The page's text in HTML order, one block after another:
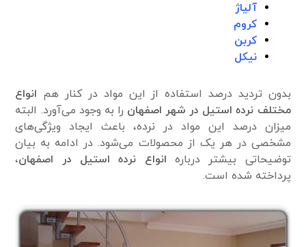
آلیاژ
کروم
کربن
نیکل
بدون تردید درصد استفاده از این مواد در کنار هم انواع
مختلف نرده استیل در شهر اصفهان را به وجود می‌آورد. البته
میزان درصد این مواد در نرده، باعث ایجاد ویژگی‌های
مشخصی در هر یک از محصولات می‌شود. در ادامه به بیان
توضیحاتی بیشتر درباره انواع نرده استیل در اصفهان،
پرداخته شده است.